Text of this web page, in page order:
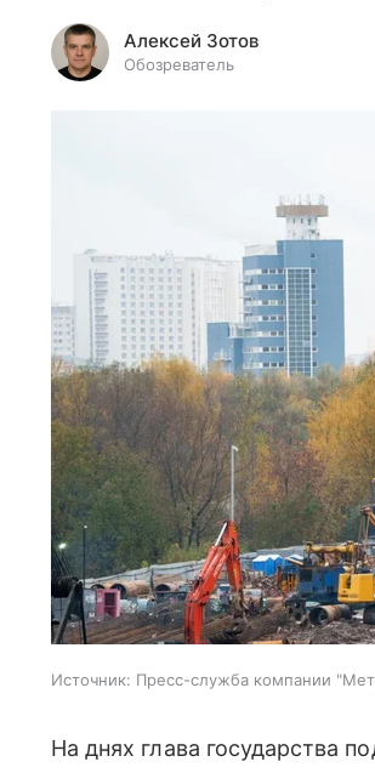
Алексей Зотов
Обозреватель
Источник: Пресс-служба компании
На днях глава государства